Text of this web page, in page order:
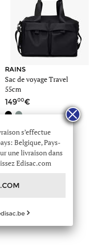
RAINS
Sac de voyage Travel
55cm
14900
s’effectue
Belgique, Pays-
une livraison dans
Edisac.com